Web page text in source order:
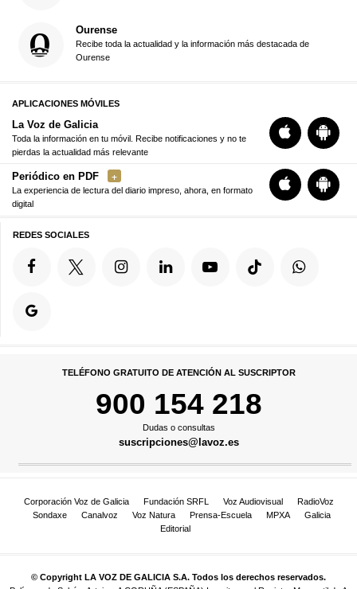
Ourense
Recibe toda la actualidad y la información más destacada de
Ourense
APLICACIONES MÓVILES
La Voz de Galicia
Toda la información en tu móvil. Recibe notificaciones y no te
pierdas la actualidad más relevante
Periódico en PDF
La experiencia de lectura del diario impreso, ahora, en formato
digital
REDES SOCIALES
TELÉFONO GRATUITO DE ATENCIÓN AL SUSCRIPTOR
900 154 218
Dudas o consultas
suscripciones@lavoz.es
Corporación Voz de Galicia Fundación SRFL Voz Audiovisual
RadioVoz
Sondaxe
Canalvoz Voz Natura Prensa-Escuela MPXA
Galicia
Editorial
© Copyright LA VOZ DE GALICIA S.A. Todos los derechos reservados.